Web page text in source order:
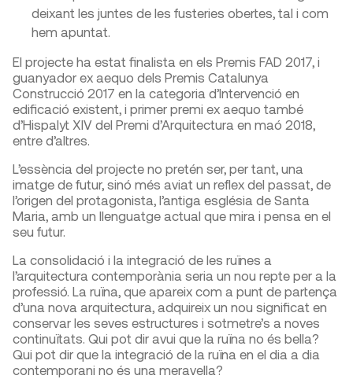
deixant les juntes de les fusteries obertes, tal i com
hem apuntat.
El projecte ha estat finalista en els Premis FAD 2017, i
guanyador ex aequo dels Premis Catalunya
Construcció 2017 en la categoria d’Intervenció en
edificació existent, i primer premi ex aequo també
d’Hispalyt XIV del Premi d’Arquitectura en maó 2018,
entre d’altres.
L’essència del projecte no pretén ser, per tant, una
imatge de futur, sinó més aviat un reflex del passat, de
l’origen del protagonista, l’antiga església de Santa
Maria, amb un llenguatge actual que mira i pensa en el
seu futur.
La consolidació i la integració de les ruïnes a
l’arquitectura contemporània seria un nou repte per a la
professió. La ruïna, que apareix com a punt de partença
d’una nova arquitectura, adquireix un nou significat en
conservar les seves estructures i sotmetre’s a noves
continuïtats. Qui pot dir avui que la ruïna no és bella?
Qui pot dir que la integració de la ruïna en el dia a dia
contemporani no és una meravella?